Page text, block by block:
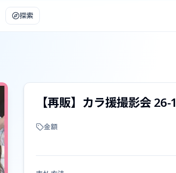
探索
【再販】カラ援撮影会 26-1
金額